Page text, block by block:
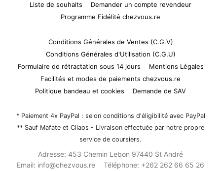
Liste de souhaits
Demander un compte revendeur
Programme Fidélité chezvous.re
Conditions Générales de Ventes (C.G.V)
Conditions Générales d'Utilisation (C.G.U)
Formulaire de rétractation sous 14 jours
Mentions Légales
Facilités et modes de paiements chezvous.re
Politique bandeau et cookies
Demande de SAV
* Paiement 4x PayPal : selon conditions d'éligibilité avec PayPal
** Sauf Mafate et Cilaos - Livraison effectuée par notre propre
service de coursiers.
Adresse: 453 Chemin Lebon 97440 St André
Email: info@chezvous.re Téléphone: +262 262 66 65 26